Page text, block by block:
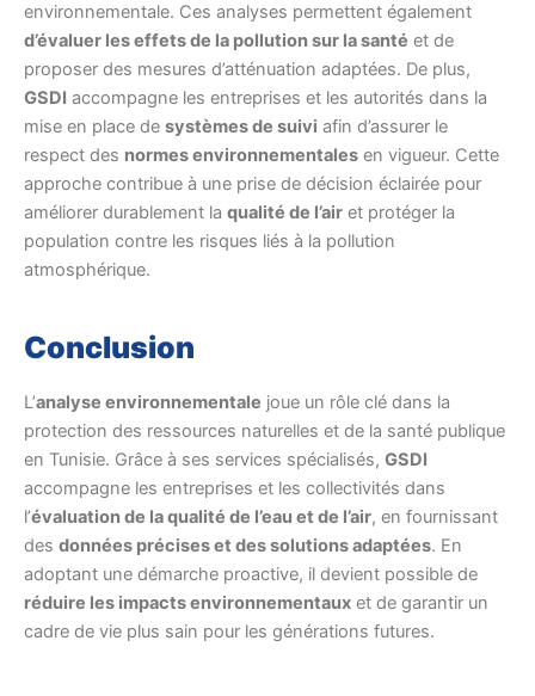
environnementale. Ces analyses permettent également
d’évaluer les effets de la pollution sur la santé et de
proposer des mesures d’atténuation adaptées. De plus,
GSDI accompagne les entreprises et les autorités dans la
mise en place de systèmes de suivi afin d’assurer le
respect des normes environnementales en vigueur. Cette
approche contribue à une prise de décision éclairée pour
améliorer durablement la qualité de l’air et protéger la
population contre les risques liés à la pollution
atmosphérique.
Conclusion
L’analyse environnementale joue un rôle clé dans la
protection des ressources naturelles et de la santé publique
en Tunisie. Grâce à ses services spécialisés, GSDI
accompagne les entreprises et les collectivités dans
l’évaluation de la qualité de l’eau et de l’air, en fournissant
des données précises et des solutions adaptées. En
adoptant une démarche proactive, il devient possible de
réduire les impacts environnementaux et de garantir un
cadre de vie plus sain pour les générations futures.